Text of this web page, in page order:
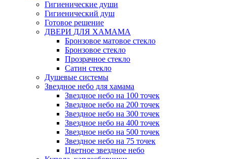
Гигиенические души
Гигиенический душ
Готовое решение
ДВЕРИ ДЛЯ ХАМАМА
Бронзовое матовое стекло
Бронзовое стекло
Прозрачное стекло
Сатин стекло
Душевые системы
Звездное небо для хамама
Звездное небо на 100 точек
Звездное небо на 200 точек
Звездное небо на 300 точек
Звездное небо на 400 точек
Звездное небо на 500 точек
Звездное небо на 75 точек
Цветное звездное небо